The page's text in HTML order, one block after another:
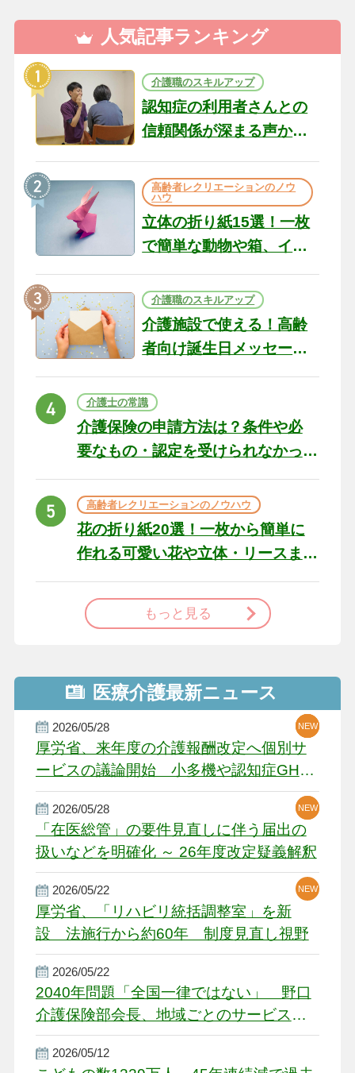
人気記事ランキング
介護職のスキルアップ
認知症の利用者さんとの
信頼関係が深まる声かけ
の現場から（22）
高齢者レクリエーションのノウ
ハウ
立体の折り紙15選！一枚
で簡単な動物や箱、イン
介護職のスキルアップ
介護施設で使える！高齢
者向け誕生日メッセージ
ト
介護士の常識
介護保険の申請方法は？条件や必
要なもの・認定を受けられなかっ
高齢者レクリエーションのノウハウ
花の折り紙20選！一枚から簡単に
作れる可愛い花や立体・リースま
もっと見る
医療介護最新ニュース
2026/05/28
厚労省、来年度の介護報酬改定へ個別サ
ービスの議論開始 小多機や認知症GH、
厳しい経営環境に危機感
NEW
NEW
NEW
2026/05/28
「在医総管」の要件見直しに伴う届出の
扱いなどを明確化 ～ 26年度改定疑義解釈
NEW
NEW
2026/05/22
厚労省、「リハビリ統括調整室」を新
設 法施行から約60年 制度見直し視野
NEW
2026/05/22
2040年問題「全国一律ではない」 野口
介護保険部会長、地域ごとのサービス基
盤整備を促す
2026/05/12